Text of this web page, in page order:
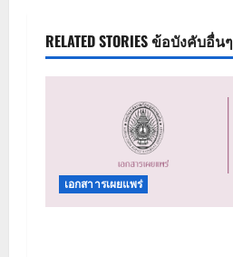
i
g
o
RELATED STORIES ข้อบังคับอื่นๆ
เอกสาารเผยแพร่